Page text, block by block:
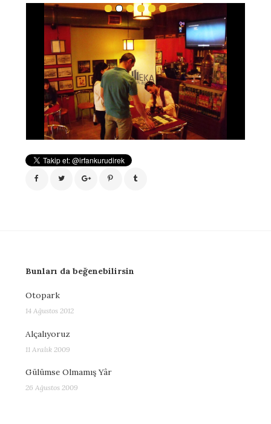
Bunları da beğenebilirsin
Otopark
14 Ağustos 2012
Alçalıyoruz
11 Aralık 2009
Gülümse Olmamış Yâr
26 Ağustos 2009